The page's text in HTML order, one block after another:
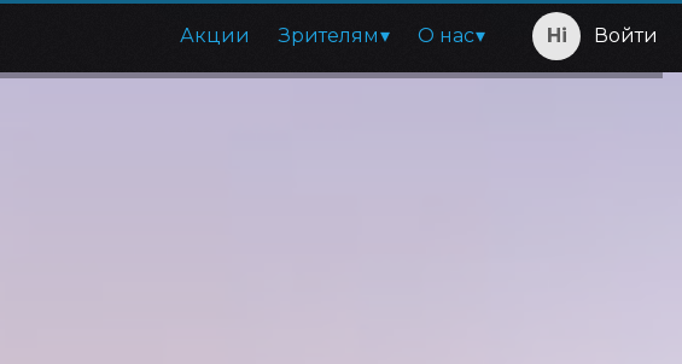
Акции Зрителям О нас Войти